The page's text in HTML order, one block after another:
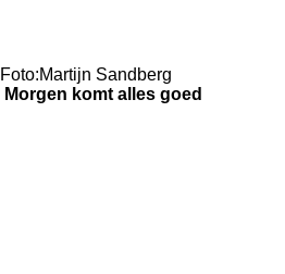
Foto:Martijn
Morgen komt alles goed